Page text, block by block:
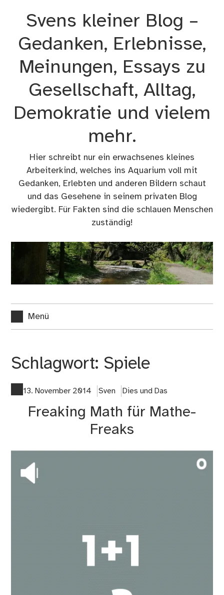
Svens kleiner Blog –
Gedanken, Erlebnisse,
Meinungen, Essays zu
Gesellschaft, Alltag,
Demokratie und vielem
mehr.
Hier schreibt nur ein erwachsenes kleines
Arbeiterkind, welches ins Aquarium voll mit
Gedanken, Erlebten und anderen Bildern schaut
und das Gesehene in seinem privaten Blog
wiedergibt. Für Fakten sind die schlauen Menschen
zuständig!
Menü
Schlagwort: Spiele
13. November 2014 Sven Dies und Das
Freaking Math für Mathe-
Freaks